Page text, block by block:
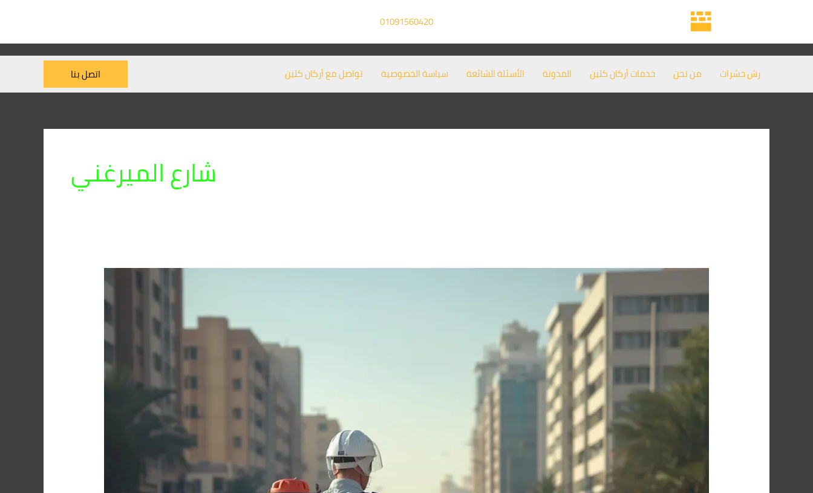
01091560420
رش حشرات من نحن خدمات أركان كلين المدونة الأسئلة الشائعة سياسة الخصوصية تواصل مع أركان كلين اتصل بنا
شارع الميرغني
مكافحة
بق
شارع
الميرغني
مصر
الجديدة